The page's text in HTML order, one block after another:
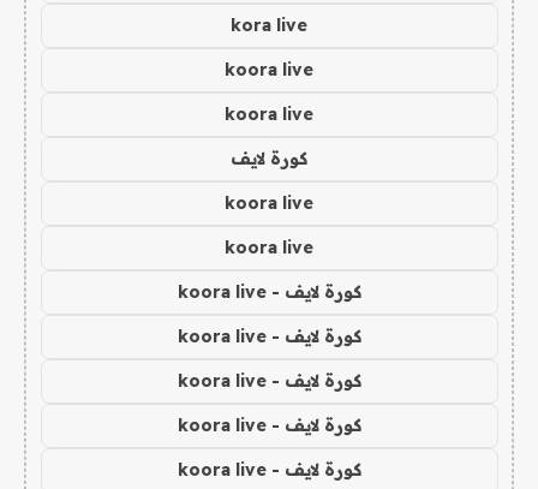
kora live
koora live
koora live
كورة لايف
koora live
koora live
كورة لايف - koora live
كورة لايف - koora live
كورة لايف - koora live
كورة لايف - koora live
كورة لايف - koora live